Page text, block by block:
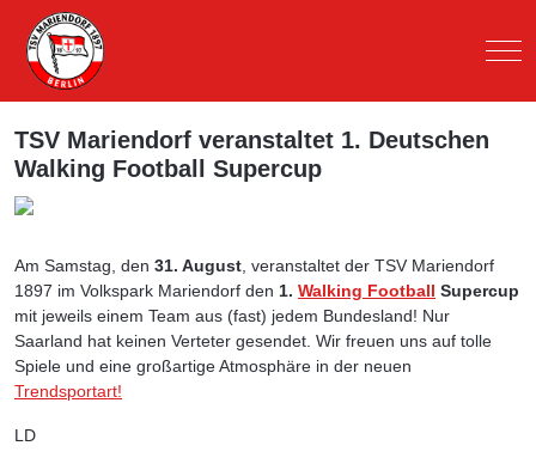
TSV Mariendorf veranstaltet 1. Deutschen
Walking Football Supercup
Am Samstag, den 31. August , veranstaltet der TSV Mariendorf
1897 im Volkspark Mariendorf den 1. Walking Football Supercup
mit jeweils einem Team aus (fast) jedem Bundesland! Nur
Saarland hat keinen Verteter gesendet. Wir freuen uns auf tolle
Spiele und eine großartige Atmosphäre in der neuen
Trendsportart!
LD